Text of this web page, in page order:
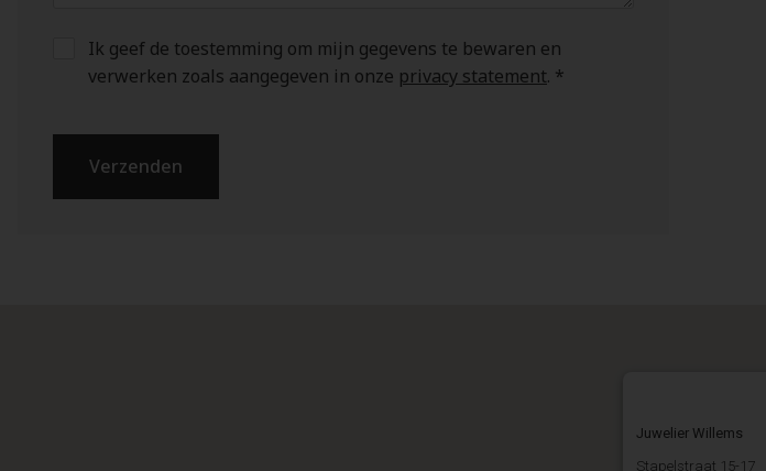
Ik geef de toestemming om mijn gegevens te bewaren en
verwerken zoals aangegeven in onze privacy statement. *
Verzenden
Juwelier Willems
Stapelstraat 15-17